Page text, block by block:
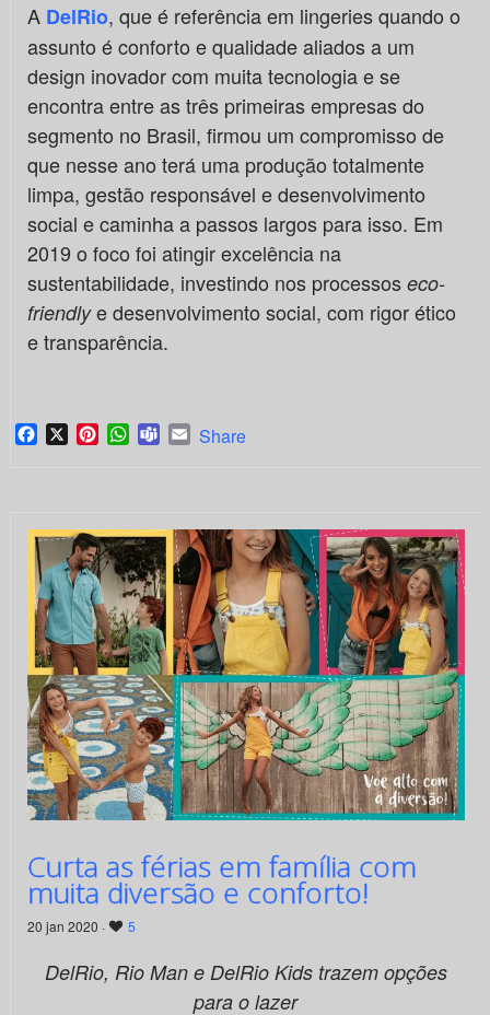
A DelRio, que é referência em lingeries quando o
assunto é conforto e qualidade aliados a um
design inovador com muita tecnologia e se
encontra entre as três primeiras empresas do
segmento no Brasil, firmou um compromisso de
que nesse ano terá uma produção totalmente
limpa, gestão responsável e desenvolvimento
social e caminha a passos largos para isso. Em
2019 o foco foi atingir excelência na
sustentabilidade, investindo nos processos eco-
friendlye desenvolvimento social, com rigor ético
e transparência.
Facebook
X PinterestWhatsApp
TeamsEmail
Share
Curta as férias em família com
muita diversão e conforto!
20 jan 2020 · 5
DelRio, Rio Man e DelRio Kids trazem opções
para o lazer